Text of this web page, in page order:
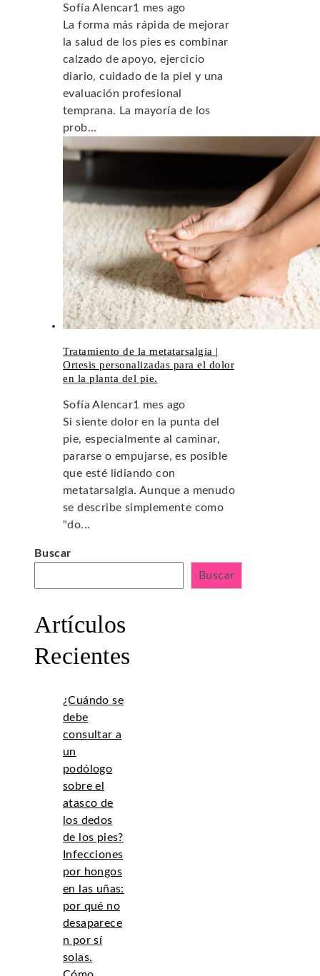
Sofía Alencar1 mes ago
La forma más rápida de mejorar
la salud de los pies es combinar
calzado de apoyo, ejercicio
diario, cuidado de la piel y una
evaluación profesional
temprana. La mayoría de los
prob...
Tratamiento de la metatarsalgia |
Ortesis personalizadas para el dolor
en la planta del pie.
Sofía Alencar1 mes ago
Si siente dolor en la punta del
pie, especialmente al caminar,
pararse o empujarse, es posible
que esté lidiando con
metatarsalgia. Aunque a menudo
se describe simplemente como
"do...
Buscar
Buscar
Artículos
Recientes
¿Cuándo se
debe
consultar a
un
podólogo
sobre el
atasco de
los dedos
de los pies?
Infecciones
por hongos
en las uñas:
por qué no
desaparece
n por sí
solas.